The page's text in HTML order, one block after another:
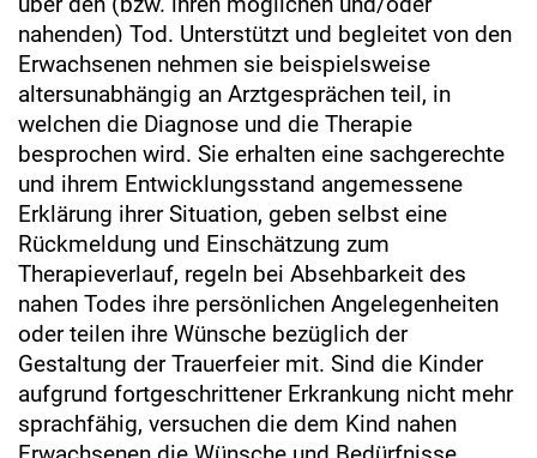
nahenden) Tod. Unterstützt und begleitet von den
Erwachsenen nehmen sie beispielsweise
altersunabhängig an Arztgesprächen teil, in
welchen die Diagnose und die Therapie
besprochen wird. Sie erhalten eine sachgerechte
und ihrem Entwicklungsstand angemessene
Erklärung ihrer Situation, geben selbst eine
Rückmeldung und Einschätzung zum
Therapieverlauf, regeln bei Absehbarkeit des
nahen Todes ihre persönlichen Angelegenheiten
oder teilen ihre Wünsche bezüglich der
Gestaltung der Trauerfeier mit. Sind die Kinder
aufgrund fortgeschrittener Erkrankung nicht mehr
sprachfähig, versuchen die dem Kind nahen